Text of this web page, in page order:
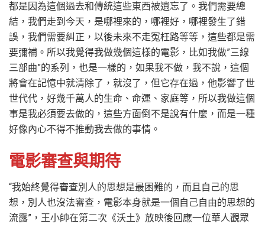
都是因為這個過去和傳統這些東西被遺忘了。我們需要總
結，我們走到今天，是哪裡來的，哪裡好，哪裡發生了錯
誤，我們需要糾正，以後未來不走冤枉路等等，這些都是需
要彌補。所以我覺得我做幾個這樣的電影，比如我做”三線
三部曲”的系列，也是一樣的，如果我不做，我不說，這個
將會在記憶中就清除了，就沒了，但它存在過，他影響了世
世代代，好幾千萬人的生命、命運、家庭等，所以我做這個
事是我必須要去做的，這些方面倒不是說有什麼，而是一種
好像內心不得不推動我去做的事情。
電影審查與期待
“我始終覺得審查別人的思想是最困難的，而且自己的思
想，別人也沒法審查，電影本身就是一個自己自由的思想的
流露”，王小帥在第二次《沃土》放映後回應一位華人觀眾